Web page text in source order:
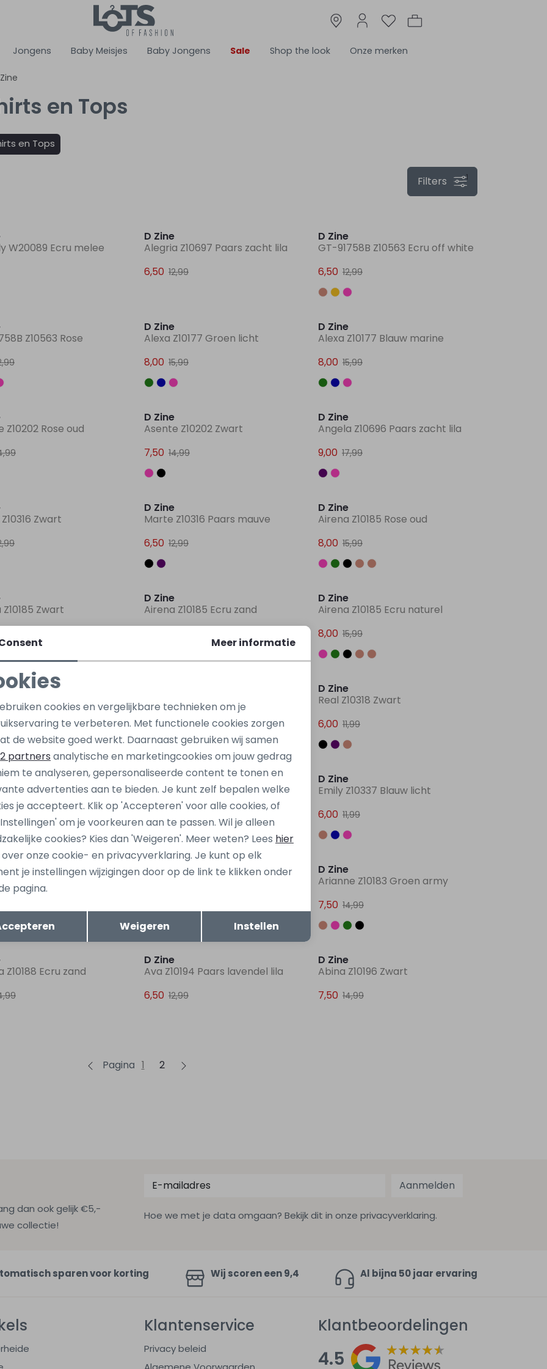
Jongens Baby Meisjes Baby Jongens Sale Shop the look Onze merken
en Tops
en Tops
1
Filters
W20089 Ecru melee
D Zine
Alegria Z10697 Paars zacht lila
6,50 12,99
D Zine
GT-91758B Z10563 Ecru off white
6,50 12,99
Z10563 Rose
D Zine
Alexa Z10177 Groen licht
8,00 15,99
D Zine
Alexa Z10177 Blauw marine
8,00 15,99
Z10202 Rose oud
D Zine
Asente Z10202 Zwart
7,50 14,99
D Zine
Angela Z10696 Paars zacht lila
9,00 17,99
Zwart
D Zine
Marte Z10316 Paars mauve
6,50 12,99
D Zine
Airena Z10185 Rose oud
8,00 15,99
Zwart
D Zine
Airena Z10185 Ecru zand
D Zine
Airena Z10185 Ecru naturel
8,00 15,99
Sale
Z10315 Ecru naturel
Sale
Stella aop Z10315 Zwart
6,00 11,99
D Zine
Real Z10318 Zwart
6,00 11,99
Sale
Ecru off white
Sale
D Zine
Emily Z10337 Ecru naturel
6,00
D Zine
Emily Z10337 Blauw licht
6,00 11,99
Sale
Z10183 Ecru zand
Sale
D Zine
Arianne Z10183 Rose oud
D Zine
Arianne Z10183 Groen army
7,50 14,99
Ecru zand
D Zine
Ava Z10194 Paars lavendel lila
6,50 12,99
D Zine
Abina Z10196 Zwart
7,50 14,99
Pagina 1 2
dan ook gelijk €5,-
collectie!
Aanmelden
Hoe we met je data omgaan? Bekijk dit in onze privacyverklaring.
sparen voor korting Wij scoren een 9,4 Al bijna 50 jaar ervaring
Klantenservice
Privacy beleid
Klantbeoordelingen
4.5
cookies
cookies Marketing cookies
Terug Opslaan
Meer informatie
cookies en vergelijkbare technieken om je
te verbeteren. Met functionele cookies zorgen
de website goed werkt. Daarnaast gebruiken wij samen
2 partners analytische en marketingcookies om jouw gedrag
te analyseren, gepersonaliseerde content te tonen en
advertenties aan te bieden. Je kunt zelf bepalen welke
je accepteert. Klik op 'Accepteren' voor alle cookies, of
om je voorkeuren aan te passen. Wil je alleen
cookies? Kies dan 'Weigeren'. Meer weten? Lees hier
onze cookie- en privacyverklaring. Je kunt op elk
je instellingen wijzigingen door op de link te klikken onder
pagina.
Weigeren Instellen